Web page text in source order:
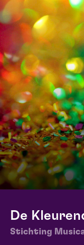
De
Stichting